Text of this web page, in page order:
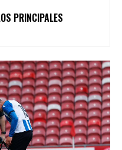
PRINCIPALES